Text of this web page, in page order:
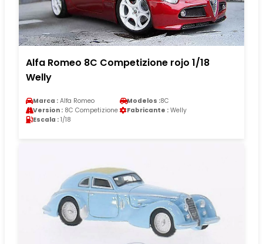
Alfa Romeo 8C Competizione rojo 1/18
Welly
Marca : Alfa Romeo Modelos :8C
Version : 8C Competizione Fabricante : Welly
Escala : 1/18